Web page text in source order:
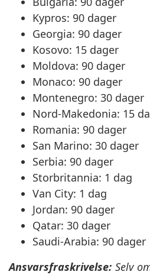
Kypros: 90 dager
Georgia: 90 dager
Kosovo: 15 dager
Moldova: 90 dager
Monaco: 90 dager
Montenegro: 30 dager
Nord-Makedonia: 15
Romania: 90 dager
San Marino: 30 dager
Serbia: 90 dager
Storbritannia: 1 dag
Van City: 1 dag
Jordan: 90 dager
Qatar: 30 dager
Saudi-Arabia: 90 dager
Ansvarsfraskrivelse: Selv